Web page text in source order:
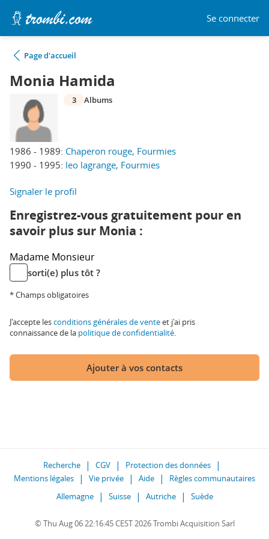
Se connecter
Page d'accueil
Monia Hamida
1986 - 1989: Chaperon rouge, Fourmies
1990 - 1995: leo lagrange, Fourmies
3 Albums
Signaler le profil
Enregistrez-vous gratuitement pour en
savoir plus sur Monia :
Madame Monsieur
sorti(e) plus tôt ?
* Champs obligatoires
J'accepte lesconditions générales de venteet j'ai pris
connaissance de la politique de confidentialité.
Ajouter à vos contacts
Recherche CGV
Protection des données
Mentions légales
Vie privée Aide
Règles communautaires
Allemagne
Suisse Autriche Suède
© Thu Aug 06 22:16:45 CEST 2026 Trombi Acquisition Sarl